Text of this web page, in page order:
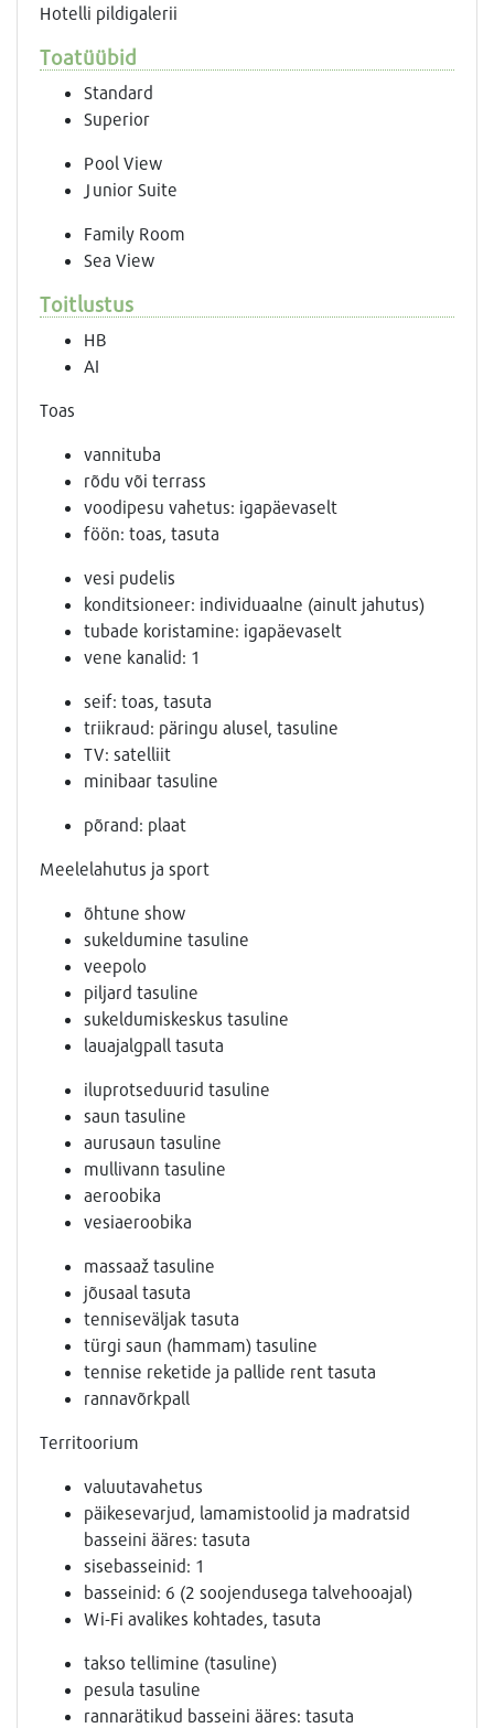
Hotelli pildigalerii
Toatüübid
Standard
Superior
Pool View
Junior Suite
Family Room
Sea View
Toitlustus
HB
AI
Toas
vannituba
rõdu või terrass
voodipesu vahetus: igapäevaselt
föön: toas, tasuta
vesi pudelis
konditsioneer: individuaalne (ainult jahutus)
tubade koristamine: igapäevaselt
vene kanalid: 1
seif: toas, tasuta
triikraud: päringu alusel, tasuline
TV: satelliit
minibaar tasuline
põrand: plaat
Meelelahutus ja sport
õhtune show
sukeldumine tasuline
veepolo
piljard tasuline
sukeldumiskeskus tasuline
lauajalgpall tasuta
iluprotseduurid tasuline
saun tasuline
aurusaun tasuline
mullivann tasuline
aeroobika
vesiaeroobika
massaaž tasuline
jõusaal tasuta
tenniseväljak tasuta
türgi saun (hammam) tasuline
tennise reketide ja pallide rent tasuta
rannavõrkpall
Territoorium
valuutavahetus
päikesevarjud, lamamistoolid ja madratsid
basseini ääres: tasuta
sisebasseinid: 1
basseinid: 6 (2 soojendusega talvehooajal)
Wi-Fi avalikes kohtades, tasuta
takso tellimine (tasuline)
pesula tasuline
rannarätikud basseini ääres: tasuta